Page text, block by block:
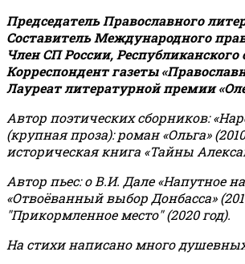
Председатель Православного
Составитель Международного
Член СП России,
Корреспондент газеты
Лауреат литературной премии
Автор поэтических сборников:
(крупная проза): роман «Ольга»
историческая книга «Тайны
Автор пьес: о В.И. Дале «Напутное
«Отвоёванный выбор Донбасса»
"Прикормленное место" (2020 год).
На стихи написано много